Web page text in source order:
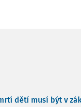
dětí musí být v